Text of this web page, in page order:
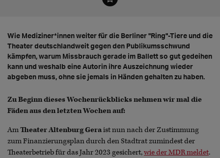
Wie Mediziner*innen weiter für die Berliner "Ring"-Tiere und die
Theater deutschlandweit gegen den Publikumsschwund
kämpfen, warum Missbrauch gerade im Ballett so gut gedeihen
kann und weshalb eine Autorin ihre Auszeichnung wieder
abgeben muss, ohne sie jemals in Händen gehalten zu haben.
Zu Beginn dieses Wochenrückblicks nehmen wir mal die
Fäden aus den letzten Wochen auf:
AmTheater Altenburg Geraist nun nach der Zustimmung
zum Finanzierungsplan durch den Stadtrat zumindest der
Theaterbetrieb für das Jahr 2023 gesichert,wie der MDR meldet.